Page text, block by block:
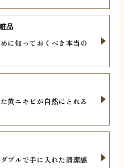
に知っておくべき本当の
品
黄ニキビが自然にとれる
ブルで手に入れた清潔感